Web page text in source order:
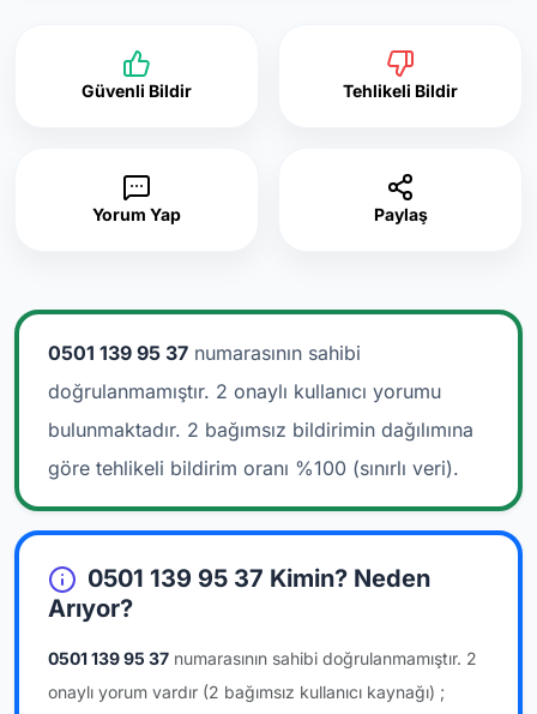
Güvenli Bildir Tehlikeli Bildir
Yorum Yap Paylaş
0501 139 95 37 numarasının sahibi
doğrulanmamıştır. 2 onaylı kullanıcı yorumu
bulunmaktadır. 2 bağımsız bildirimin dağılımına
göre tehlikeli bildirim oranı %100 (sınırlı veri).
0501 139 95 37 Kimin? Neden
Arıyor?
0501 139 95 37 numarasının sahibi doğrulanmamıştır. 2
onaylı yorum vardır (2 bağımsız kullanıcı kaynağı) ;